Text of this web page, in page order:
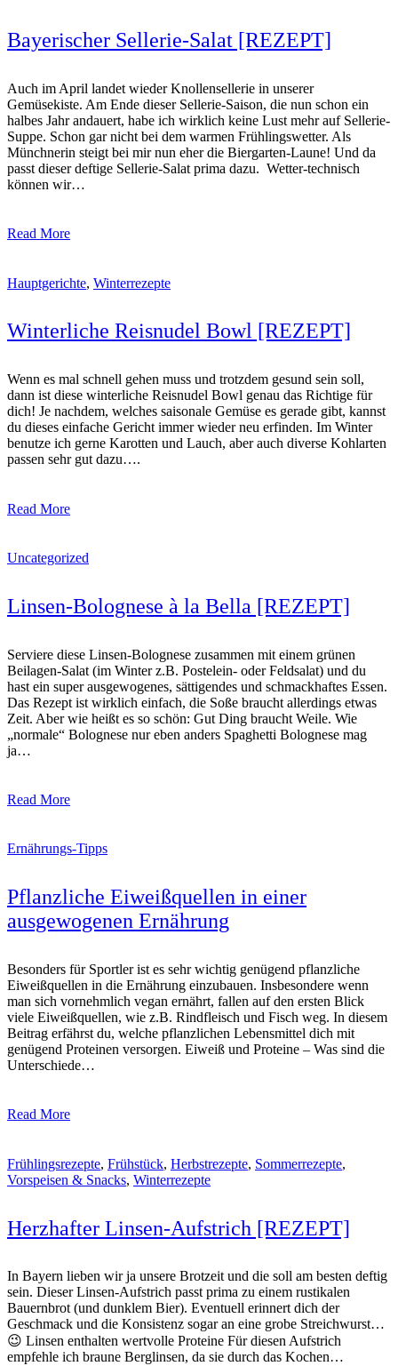
Bayerischer Sellerie-Salat [REZEPT]
Auch im April landet wieder Knollensellerie in unserer
Gemüsekiste. Am Ende dieser Sellerie-Saison, die nun schon ein
halbes Jahr andauert, habe ich wirklich keine Lust mehr auf Sellerie-
Suppe. Schon gar nicht bei dem warmen Frühlingswetter. Als
Münchnerin steigt bei mir nun eher die Biergarten-Laune! Und da
passt dieser deftige Sellerie-Salat prima dazu. Wetter-technisch
können wir…
Read More
Hauptgerichte, Winterrezepte
Winterliche Reisnudel Bowl [REZEPT]
Wenn es mal schnell gehen muss und trotzdem gesund sein soll,
dann ist diese winterliche Reisnudel Bowl genau das Richtige für
dich! Je nachdem, welches saisonale Gemüse es gerade gibt, kannst
du dieses einfache Gericht immer wieder neu erfinden. Im Winter
benutze ich gerne Karotten und Lauch, aber auch diverse Kohlarten
passen sehr gut dazu….
Read More
Uncategorized
Linsen-Bolognese à la Bella [REZEPT]
Serviere diese Linsen-Bolognese zusammen mit einem grünen
Beilagen-Salat (im Winter z.B. Postelein- oder Feldsalat) und du
hast ein super ausgewogenes, sättigendes und schmackhaftes Essen.
Das Rezept ist wirklich einfach, die Soße braucht allerdings etwas
Zeit. Aber wie heißt es so schön: Gut Ding braucht Weile. Wie
„normale“ Bolognese nur eben anders Spaghetti Bolognese mag
ja…
Read More
Ernährungs-Tipps
Pflanzliche Eiweißquellen in einer
ausgewogenen Ernährung
Besonders für Sportler ist es sehr wichtig genügend pflanzliche
Eiweißquellen in die Ernährung einzubauen. Insbesondere wenn
man sich vornehmlich vegan ernährt, fallen auf den ersten Blick
viele Eiweißquellen, wie z.B. Rindfleisch und Fisch weg. In diesem
Beitrag erfährst du, welche pflanzlichen Lebensmittel dich mit
genügend Proteinen versorgen. Eiweiß und Proteine – Was sind die
Unterschiede…
Read More
Frühlingsrezepte, Frühstück, Herbstrezepte, Sommerrezepte,
Vorspeisen & Snacks, Winterrezepte
Herzhafter Linsen-Aufstrich [REZEPT]
In Bayern lieben wir ja unsere Brotzeit und die soll am besten deftig
sein. Dieser Linsen-Aufstrich passt prima zu einem rustikalen
Bauernbrot (und dunklem Bier). Eventuell erinnert dich der
Geschmack und die Konsistenz sogar an eine grobe Streichwurst…
😉 Linsen enthalten wertvolle Proteine Für diesen Aufstrich
empfehle ich braune Berglinsen, da sie durch das Kochen…